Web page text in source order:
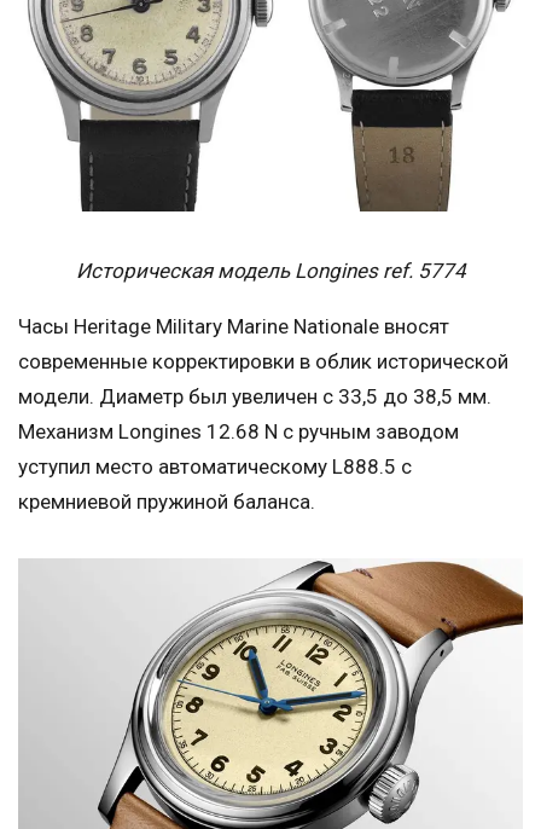
Историческая модель Longines ref. 5774
Часы Heritage Military Marine Nationale вносят
современные корректировки в облик исторической
модели. Диаметр был увеличен с 33,5 до 38,5 мм.
Механизм Longines 12.68 N с ручным заводом
уступил место автоматическому L888.5 с
кремниевой пружиной баланса.